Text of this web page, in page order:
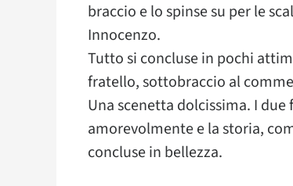
braccio e lo spinse su per le
Innocenzo.
Tutto si concluse in pochi
fratello, sottobraccio al
Una scenetta dolcissima. I
amorevolmente e la storia,
concluse in bellezza.